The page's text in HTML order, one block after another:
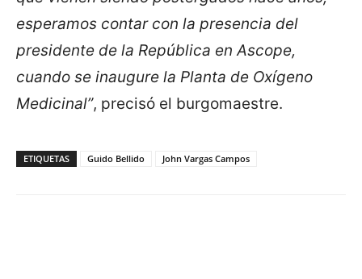
esperamos contar con la presencia del
presidente de la República en Ascope,
cuando se inaugure la Planta de Oxígeno
Medicinal”, precisó el burgomaestre.
ETIQUETAS Guido Bellido John Vargas Campos